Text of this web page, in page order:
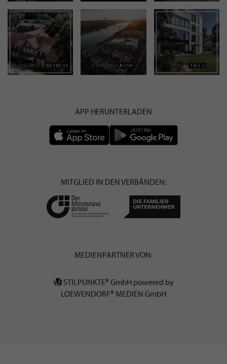
APP HERUNTERLADEN
MITGLIED IN DEN VERBÄNDEN:
MEDIENPARTNER VON:
STILPUNKTE® GmbH powered by
LOEWENDORF® MEDIEN GmbH